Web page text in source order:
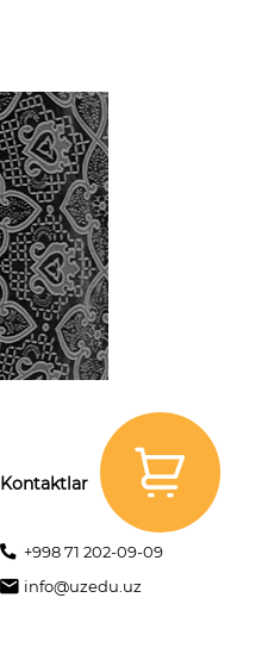
Kontaktlar
+998 71 202-09-09
info@uzedu.uz